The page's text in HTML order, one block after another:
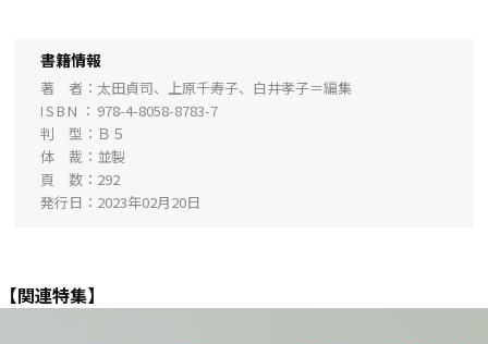
書籍情報
著 者
太田貞司、上原千寿子、白井孝子＝編集
ISBN
978-4-8058-8783-7
判 型
Ｂ５
体 裁
並製
頁 数
292
発行日
2023年02月20日
【関連特集】